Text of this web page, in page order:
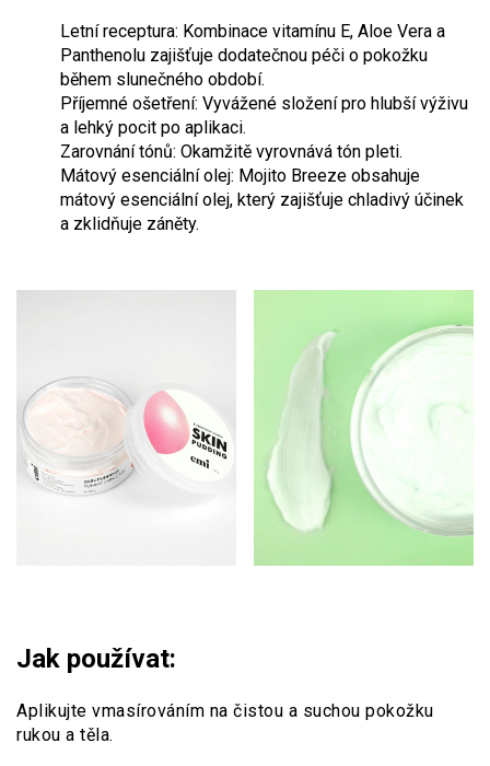
Letní receptura: Kombinace vitamínu E, Aloe Vera a
Panthenolu zajišťuje dodatečnou péči o pokožku
během slunečného období.
Příjemné ošetření: Vyvážené složení pro hlubší výživu
a lehký pocit po aplikaci.
Zarovnání tónů: Okamžitě vyrovnává tón pleti.
Mátový esenciální olej: Mojito Breeze obsahuje
mátový esenciální olej, který zajišťuje chladivý účinek
a zklidňuje záněty.
Jak používat:
Aplikujte vmasírováním na čistou a suchou pokožku
rukou a těla.